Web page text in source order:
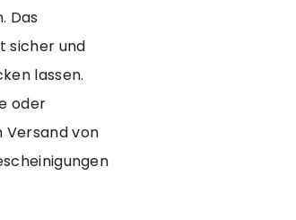
Das
sicher und
lassen.
oder
von